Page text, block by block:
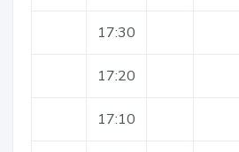
17:30
17:20
17:10